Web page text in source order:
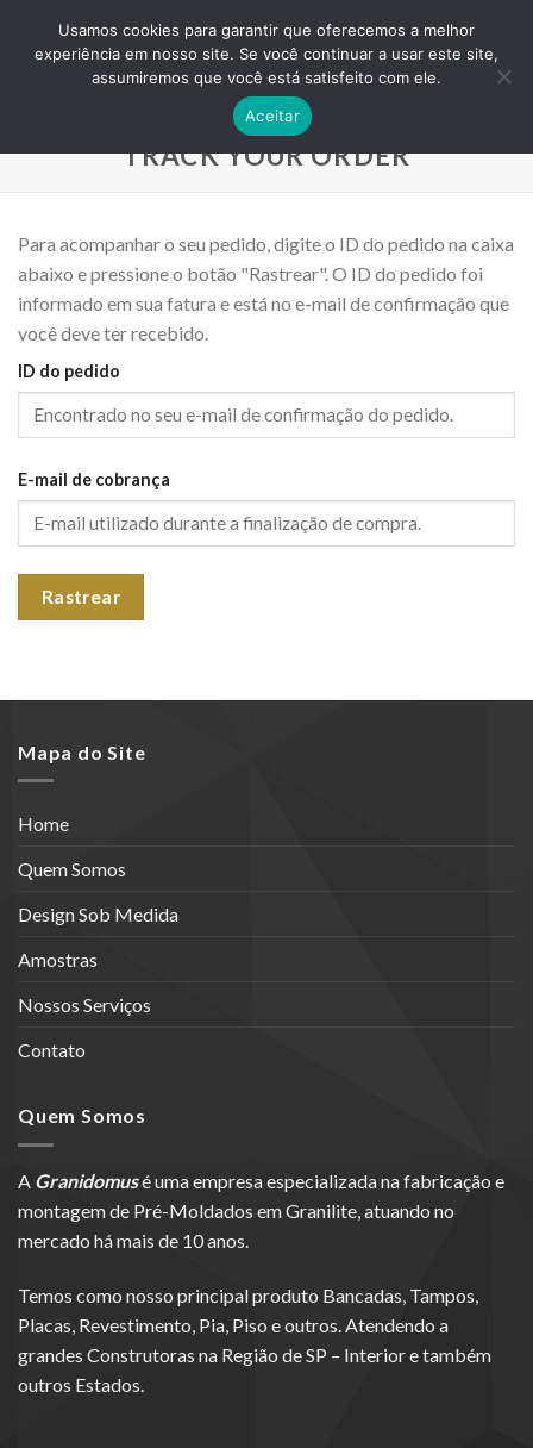
0
TRACK YOUR ORDER
Para acompanhar o seu pedido, digite o ID do pedido na caixa
abaixo e pressione o botão "Rastrear". O ID do pedido foi
informado em sua fatura e está no e-mail de confirmação que
você deve ter recebido.
ID do pedido
E-mail de cobrança
Rastrear
Mapa do Site
Home
Quem Somos
Design Sob Medida
Amostras
Nossos Serviços
Contato
Quem Somos
A Granidomusé uma empresa especializada na fabricação e
montagem de Pré-Moldados em Granilite, atuando no
mercado há mais de 10 anos.
Temos como nosso principal produto Bancadas, Tampos,
Placas, Revestimento, Pia, Piso e outros. Atendendo a
grandes Construtoras na Região de SP – Interior e também
outros Estados.
Usamos cookies para garantir que oferecemos a melhor
experiência em nosso site. Se você continuar a usar este site,
assumiremos que você está satisfeito com ele.
Aceitar